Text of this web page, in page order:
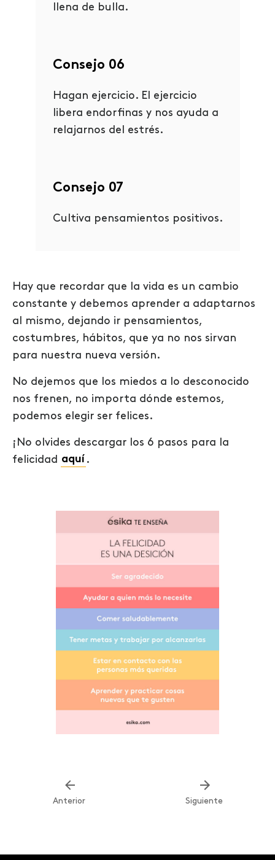
llena de bulla.
Consejo 06
Hagan ejercicio. El ejercicio
libera endorfinas y nos ayuda a
relajarnos del estrés.
Consejo 07
Cultiva pensamientos positivos.
Hay que recordar que la vida es un cambio
constante y debemos aprender a adaptarnos
al mismo, dejando ir pensamientos,
costumbres, hábitos, que ya no nos sirvan
para nuestra nueva versión.
No dejemos que los miedos a lo desconocido
nos frenen, no importa dónde estemos,
podemos elegir ser felices.
¡No olvides descargar los 6 pasos para la
felicidad aquí .
Anterior Siguiente